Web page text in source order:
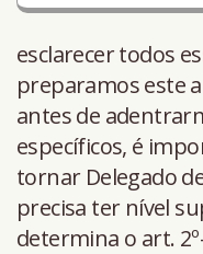
esclarecer todos
preparamos este
antes de
específicos, é
tornar Delegado
precisa ter nível
determina o art.